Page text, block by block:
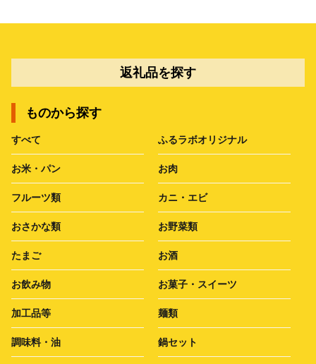
返礼品を探す
ものから探す
すべて ふるラボオリジナル
お米・パン お肉
フルーツ類 カニ・エビ
おさかな類 お野菜類
たまご お酒
お飲み物 お菓子・スイーツ
加工品等 麺類
調味料・油 鍋セット